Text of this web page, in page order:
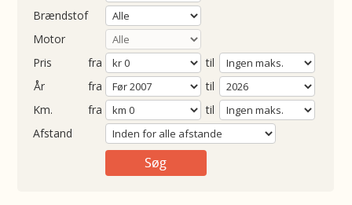
Brændstof
Motor
Pris
fra
til
fra
til
fra
til
Afstand